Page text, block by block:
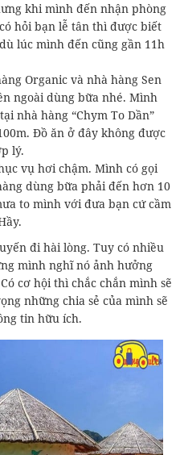
khi mình đến nhận phòng
hỏi bạn lễ tân thì được biết
lúc mình đến cũng gần 11h
Organic và nhà hàng Sen
ngoài dùng bữa nhé. Mình
nhà hàng “Chym To Dần”
Đồ ăn ở đây không được
lý.
vụ hơi chậm. Mình có gọi
dùng bữa phải đến hơn 10
to mình với đưa bạn cứ cầm
đi hài lòng. Tuy có nhiều
mình nghĩ nó ảnh hưởng
cơ hội thì chắc chắn mình sẽ
những chia sẻ của mình sẽ
tin hữu ích.